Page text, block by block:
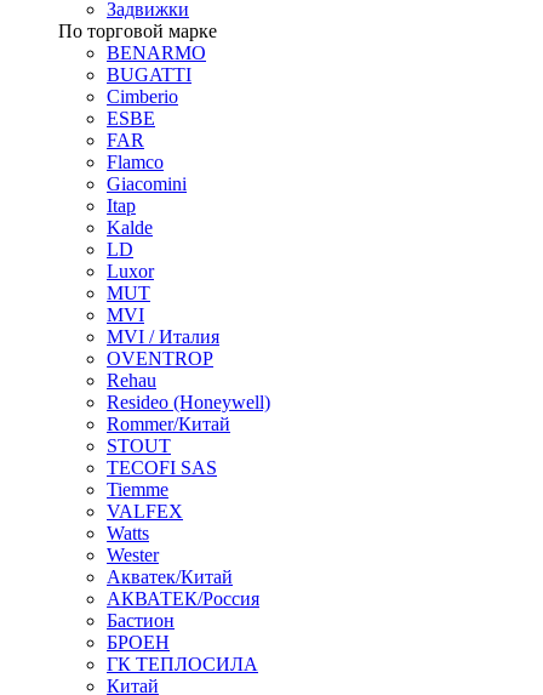
Задвижки
По торговой марке
BENARMO
BUGATTI
Cimberio
ESBE
FAR
Flamco
Giacomini
Itap
Kalde
LD
Luxor
MUT
MVI
MVI / Италия
OVENTROP
Rehau
Resideo (Honeywell)
Rommer/Китай
STOUT
TECOFI SAS
Tiemme
VALFEX
Watts
Wester
Акватек/Китай
АКВАТЕК/Россия
Бастион
БРОЕН
ГК ТЕПЛОСИЛА
Китай